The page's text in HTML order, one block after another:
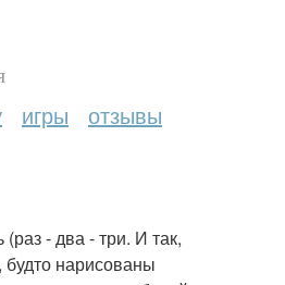
игры отзывы
- два - три. И так,
нарисованы